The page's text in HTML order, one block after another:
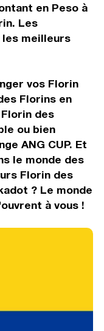
en Peso à
Les
meilleurs
vos Florin
Florins en
des
ou bien
ANG CUP. Et
le monde des
Florin des
? Le monde
à vous !